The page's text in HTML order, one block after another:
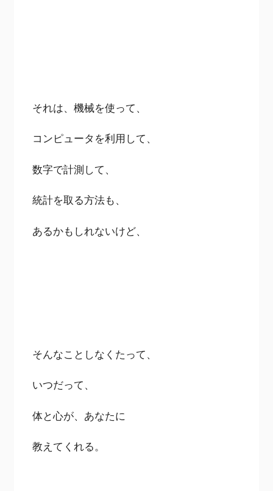
それは、機械を使って、
コンピュータを利用して、
数字で計測して、
統計を取る方法も、
あるかもしれないけど、
そんなことしなくたって、
いつだって、
体と心が、あなたに
教えてくれる。